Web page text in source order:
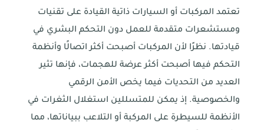
تعتمد المركبات أو السيارات ذاتية القيادة على تقنيات
ومستشعرات متقدمة للعمل دون التحكم البشري في
قيادتها. نظرًا لأن المركبات أصبحت أكثر اتصالًا وأنظمة
التحكم فيها أصبحت أكثر عرضة للهجمات، فإنها تثير
العديد من التحديات فيما يخص الأمن الرقمي
والخصوصية. إذ يمكن للمتسللين استغلال الثغرات في
الأنظمة للسيطرة على المركبة أو التلاعب ببياناتها، مما